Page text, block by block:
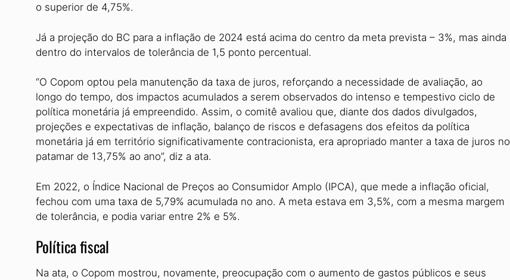
o superior de 4,75%.
Já a projeção do BC para a inflação de 2024 está acima do centro da meta prevista – 3%, mas ainda
dentro do intervalos de tolerância de 1,5 ponto percentual.
“O Copom optou pela manutenção da taxa de juros, reforçando a necessidade de avaliação, ao
longo do tempo, dos impactos acumulados a serem observados do intenso e tempestivo ciclo de
política monetária já empreendido. Assim, o comitê avaliou que, diante dos dados divulgados,
projeções e expectativas de inflação, balanço de riscos e defasagens dos efeitos da política
monetária já em território significativamente contracionista, era apropriado manter a taxa de juros no
patamar de 13,75% ao ano”, diz a ata.
Em 2022, o Índice Nacional de Preços ao Consumidor Amplo (IPCA), que mede a inflação oficial,
fechou com uma taxa de 5,79% acumulada no ano. A meta estava em 3,5%, com a mesma margem
de tolerância, e podia variar entre 2% e 5%.
Política fiscal
Na ata, o Copom mostrou, novamente, preocupação com o aumento de gastos públicos e seus